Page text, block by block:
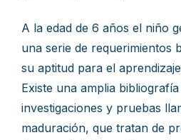
A la edad de 6 años el niño
una serie de requerimientos
su aptitud para el
Existe una amplia
investigaciones y pruebas
maduración, que tratan de